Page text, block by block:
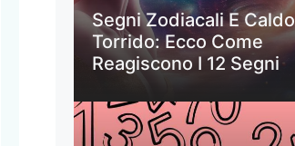
Segni Zodiacali E Caldo
Torrido: Ecco Come
Reagiscono I 12 Segni